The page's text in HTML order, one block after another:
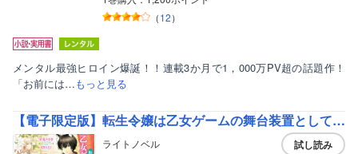
（12）
メンタル最強ヒロイン爆誕！！連載3か月で1，000万PV超の話題作！
「お前には…もっと見る
【電子限定版】転生令嬢は乙女ゲームの舞台装置として死ぬ…わけにはいきません！
ライトノベル
試し読み